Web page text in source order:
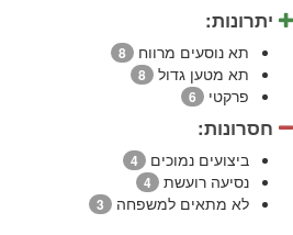
יתרונות:
תא נוסעים מרווח 8
תא מטען גדול 8
פרקטי 6
חסרונות:
ביצועים נמוכים 4
נסיעה רועשת 4
לא מתאים למשפחה 3